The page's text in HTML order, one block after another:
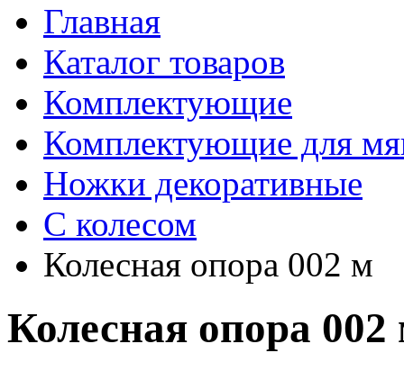
Главная
Каталог товаров
Комплектующие
Комплектующие для
Ножки декоративные
С колесом
Колесная опора 002 м
Колесная опора 002